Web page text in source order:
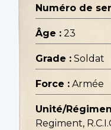
Numéro de
Âge : 23
Grade : Soldat
Force : Armée
Unité/
Regiment,